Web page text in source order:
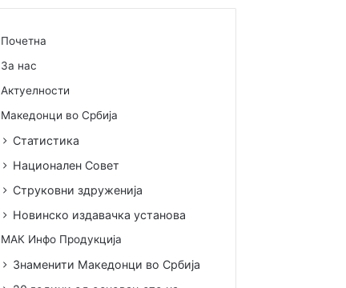
Почетна
За нас
Актуелности
Македонци во Србија
Статистика
Национален Совет
Струковни здруженија
Новинско издавачка установа
МАК Инфо Продукција
Знаменити Македонци во Србија